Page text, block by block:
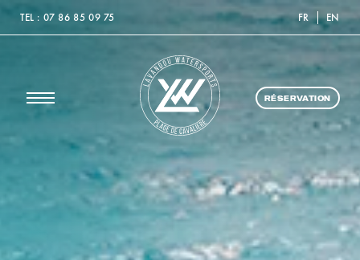
TEL : 07 86 85 09 75 FR EN
RÉSERVATION